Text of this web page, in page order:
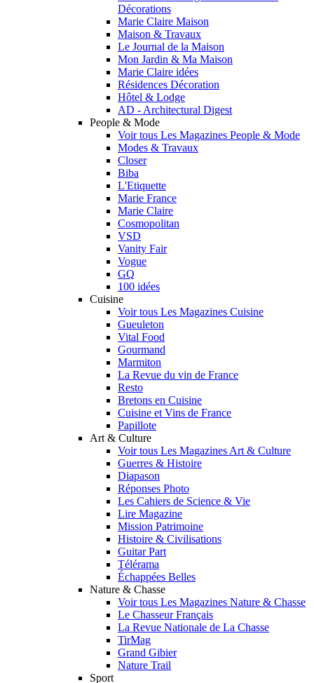
Décorations
Marie Claire Maison
Maison & Travaux
Le Journal de la Maison
Mon Jardin & Ma Maison
Marie Claire idées
Résidences Décoration
Hôtel & Lodge
AD - Architectural Digest
People & Mode
Voir tous Les Magazines People & Mode
Modes & Travaux
Closer
Biba
L'Etiquette
Marie France
Marie Claire
Cosmopolitan
VSD
Vanity Fair
Vogue
GQ
100 idées
Cuisine
Voir tous Les Magazines Cuisine
Gueuleton
Vital Food
Gourmand
Marmiton
La Revue du vin de France
Resto
Bretons en Cuisine
Cuisine et Vins de France
Papillote
Art & Culture
Voir tous Les Magazines Art & Culture
Guerres & Histoire
Diapason
Réponses Photo
Les Cahiers de Science & Vie
Lire Magazine
Mission Patrimoine
Histoire & Civilisations
Guitar Part
Télérama
Échappées Belles
Nature & Chasse
Voir tous Les Magazines Nature & Chasse
Le Chasseur Français
La Revue Nationale de La Chasse
TirMag
Grand Gibier
Nature Trail
Sport